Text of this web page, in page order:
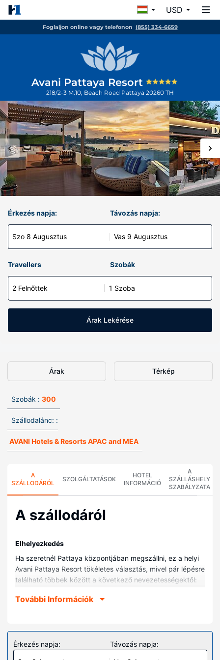
USD
Foglaljon online vagy telefonon (855) 334-6659
Avani Pattaya Resort
218/2-3 M.10, Beach Road Pattaya 20260 TH
Érkezés napja:
Szo 8 Augusztus
Távozás napja:
Vas 9 Augusztus
Travellers Szobák
2 Felnőttek 1 Szoba
Árak Lekérése
Árak Térkép
Szobák : 300
Szállodalánc: :
AVANI Hotels & Resorts APAC and MEA
A
SZÁLLODÁRÓL
SZOLGÁLTATÁSOK
HOTEL
INFORMÁCIÓ
A
SZÁLLÁSHELY
SZABÁLYZATA
A szállodáról
Elhelyezkedés
Ha szeretnél Pattaya központjában megszállni, ez a helyi
Avani Pattaya Resort tökéletes választás, mivel pár lépésre
található többek között a következő nevezetességektől:
It or Not érdekességek múzeuma. Ez a helyi vízparti üdülő
Helyezze magát kényelembe a(z) 300 légkondicionált
További Információk
Érkezés napja: Távozás napja: